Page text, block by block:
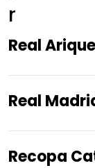
r
Real
Real
Recopa